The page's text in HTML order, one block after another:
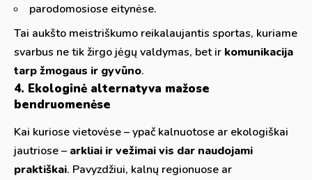
parodomosiose eitynėse.
Tai aukšto meistriškumo reikalaujantis sportas, kuriame
svarbus ne tik žirgo jėgų valdymas, bet ir komunikacija
tarp žmogaus ir gyvūno.
4. Ekologinė alternatyva mažose
bendruomenėse
Kai kuriose vietovėse – ypač kalnuotose ar ekologiškai
jautriose – arkliai ir vežimai vis dar naudojami
praktiškai. Pavyzdžiui, kalnų regionuose ar